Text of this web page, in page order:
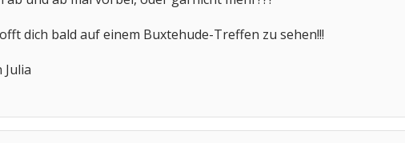
dich bald auf einem Buxtehude-Treffen zu sehen!!!
Julia